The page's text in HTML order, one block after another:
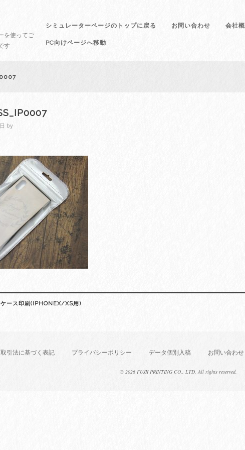
を使ってご
す
シミュレーターページのトップに戻る お問い合わせ 会社
PC向けページへ移動
by
ース印刷(IPHONEX/XS用)
引法に基づく表記 プライバシーポリシー データ個別入稿 お問い合わせ
© 2026 FUJII PRINTING CO., LTD. All rights reserved.